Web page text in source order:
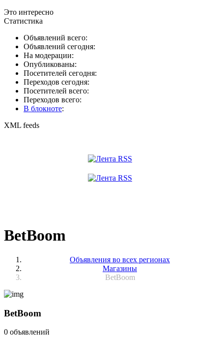
Это интересно
Статистика
Объявлений всего:
Объявлений сегодня:
На модерации:
Опубликованы:
Посетителей сегодня:
Переходов сегодня:
Посетителей всего:
Переходов всего:
В блокноте:
XML feeds
BetBoom
Объявления во всех регионах
Магазины
BetBoom
BetBoom
0 объявлений